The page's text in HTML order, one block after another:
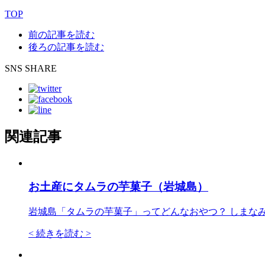
TOP
前の記事を読む
後ろの記事を読む
SNS SHARE
関連記事
お土産にタムラの芋菓子（岩城島）
岩城島「タムラの芋菓子」ってどんなおやつ？ しまな
< 続きを読む >